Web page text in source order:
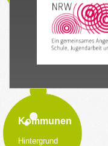
Kommunen
Hintergrund